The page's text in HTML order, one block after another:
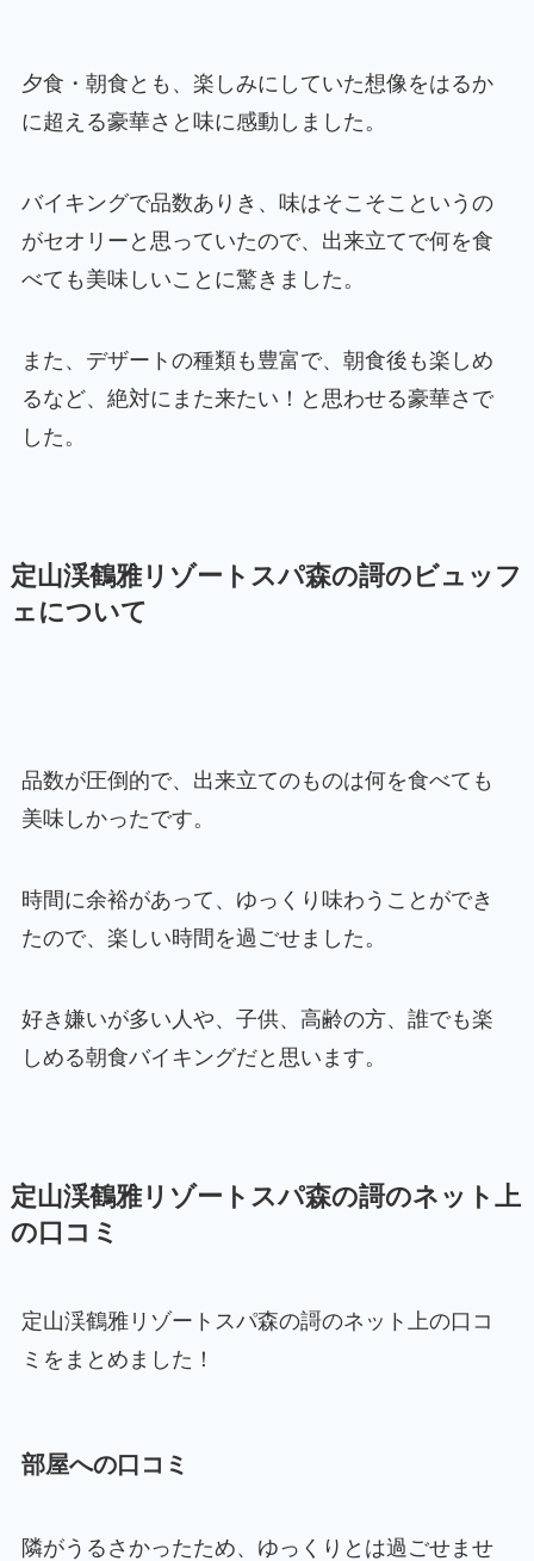
夕食・朝食とも、楽しみにしていた想像をはるか
に超える豪華さと味に感動しました。
バイキングで品数ありき、味はそこそこというの
がセオリーと思っていたので、出来立てで何を食
べても美味しいことに驚きました。
また、デザートの種類も豊富で、朝食後も楽しめ
るなど、絶対にまた来たい！と思わせる豪華さで
した。
定山渓鶴雅リゾートスパ森の謌のビュッフ
ェについて
品数が圧倒的で、出来立てのものは何を食べても
美味しかったです。
時間に余裕があって、ゆっくり味わうことができ
たので、楽しい時間を過ごせました。
好き嫌いが多い人や、子供、高齢の方、誰でも楽
しめる朝食バイキングだと思います。
定山渓鶴雅リゾートスパ森の謌のネット上
の口コミ
定山渓鶴雅リゾートスパ森の謌のネット上の口コ
ミをまとめました！
部屋への口コミ
隣がうるさかったため、ゆっくりとは過ごせませ